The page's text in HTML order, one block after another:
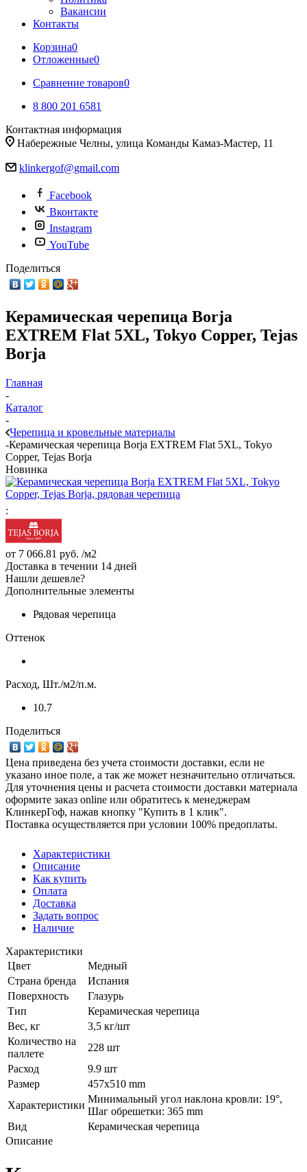
Вакансии
Контакты
Корзина0
Отложенные0
Сравнение товаров0
8 800 201 6581
Контактная информация
Набережные Челны, улица Команды Камаз-Мастер, 11
klinkergof@gmail.com
Facebook
Вконтакте
Instagram
YouTube
Поделиться
Керамическая черепица Borja
EXTREM Flat 5XL, Tokyo Copper, Tejas
Borja
Главная
-
Каталог
-
Черепица и кровельные материалы
-Керамическая черепица Borja EXTREM Flat 5XL, Tokyo
Copper, Tejas Borja
Новинка
:
от 7 066.81 руб. /м2
Доставка в течении 14 дней
Нашли дешевле?
Дополнительные элементы
Рядовая черепица
Оттенок
Расход, Шт./м2/п.м.
10.7
Поделиться
Цена приведена без учета стоимости доставки, если не
указано иное поле, а так же может незначительно отличаться.
Для уточнения цены и расчета стоимости доставки материала
оформите заказ online или обратитесь к менеджерам
КлинкерГоф, нажав кнопку "Купить в 1 клик".
Поставка осуществляется при условии 100% предоплаты.
Характеристики
Описание
Как купить
Оплата
Доставка
Задать вопрос
Наличие
Характеристики
Цвет
Медный
Страна бренда
Испания
Поверхность
Глазурь
Тип
Керамическая черепица
Вес, кг
3,5 кг/шт
Количество на
паллете
228 шт
Расход
9.9 шт
Размер
457x510 mm
Характеристики
Минимальный угол наклона кровли: 19°,
Шаг обрешетки: 365 mm
Вид
Керамическая черепица
Описание